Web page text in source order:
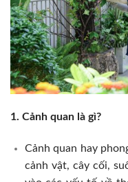
1. Cảnh quan là gì?
Cảnh quan hay
cảnh vật, cây cối,